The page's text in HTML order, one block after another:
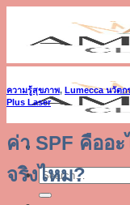
content
ความรู้สุขภาพ, Lumecca นวัตก
Plus Laser
ค่า SPF คืออ
จริงไหม?